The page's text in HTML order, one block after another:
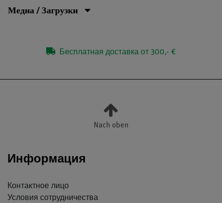
Медиа / Загрузки
Бесплатная доставка от 300,- €
Nach oben
Информация
Контактное лицо
Условия сотрудничества